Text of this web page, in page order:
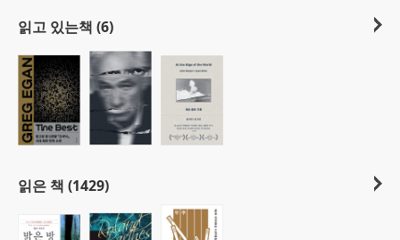
읽고 있는책 (6)
읽은 책 (1429)